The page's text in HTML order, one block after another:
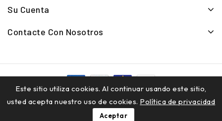
Su Cuenta
Contacte Con Nosotros
Este sitio utiliza cookies. Al continuar usando este sitio,
usted acepta nuestro uso de cookies. Política de privacidad
Aceptar
© 2026 - TuFarmaciaGranada.com - Todos los derechos
reservados